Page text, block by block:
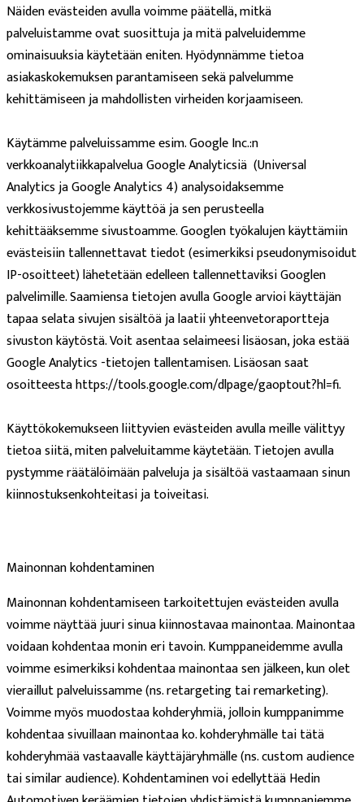
Näiden evästeiden avulla voimme päätellä, mitkä
palveluistamme ovat suosittuja ja mitä palveluidemme
ominaisuuksia käytetään eniten. Hyödynnämme tietoa
asiakaskokemuksen parantamiseen sekä palvelumme
kehittämiseen ja mahdollisten virheiden korjaamiseen.
Käytämme palveluissamme esim. Google Inc.:n
verkkoanalytiikkapalvelua Google Analyticsiä (Universal
Analytics ja Google Analytics 4) analysoidaksemme
verkkosivustojemme käyttöä ja sen perusteella
kehittääksemme sivustoamme. Googlen työkalujen käyttämiin
evästeisiin tallennettavat tiedot (esimerkiksi pseudonymisoidut
IP-osoitteet) lähetetään edelleen tallennettaviksi Googlen
palvelimille. Saamiensa tietojen avulla Google arvioi käyttäjän
tapaa selata sivujen sisältöä ja laatii yhteenvetoraportteja
sivuston käytöstä. Voit asentaa selaimeesi lisäosan, joka estää
Google Analytics -tietojen tallentamisen. Lisäosan saat
osoitteesta https://tools.google.com/dlpage/gaoptout?hl=fi.
Käyttökokemukseen liittyvien evästeiden avulla meille välittyy
tietoa siitä, miten palveluitamme käytetään. Tietojen avulla
pystymme räätälöimään palveluja ja sisältöä vastaamaan sinun
kiinnostuksenkohteitasi ja toiveitasi.
Mainonnan kohdentaminen
Mainonnan kohdentamiseen tarkoitettujen evästeiden avulla
voimme näyttää juuri sinua kiinnostavaa mainontaa. Mainontaa
voidaan kohdentaa monin eri tavoin. Kumppaneidemme avulla
voimme esimerkiksi kohdentaa mainontaa sen jälkeen, kun olet
vieraillut palveluissamme (ns. retargeting tai remarketing).
Voimme myös muodostaa kohderyhmiä, jolloin kumppanimme
kohdentaa sivuillaan mainontaa ko. kohderyhmälle tai tätä
kohderyhmää vastaavalle käyttäjäryhmälle (ns. custom audience
tai similar audience). Kohdentaminen voi edellyttää Hedin